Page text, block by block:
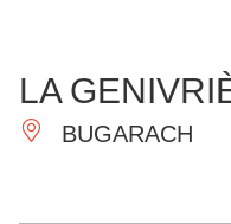
IMPRESCINDIBLES
LA
BUGARACH